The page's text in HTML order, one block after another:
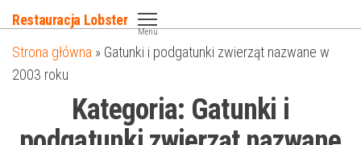
do
treści
Restauracja Lobster
Menu
Strona główna » Gatunki i podgatunki zwierząt nazwane w
2003 roku
Kategoria: Gatunki i